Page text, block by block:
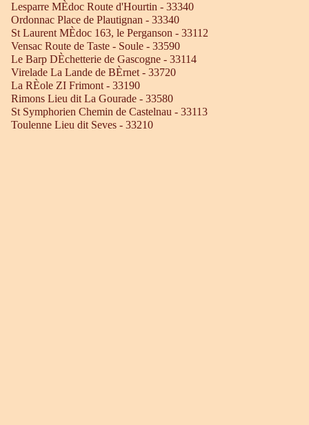
Lesparre MÈdoc Route d'Hourtin - 33340
Ordonnac Place de Plautignan - 33340
St Laurent MÈdoc 163, le Perganson - 33112
Vensac Route de Taste - Soule - 33590
Le Barp DÈchetterie de Gascogne - 33114
Virelade La Lande de BÈrnet - 33720
La RÈole ZI Frimont - 33190
Rimons Lieu dit La Gourade - 33580
St Symphorien Chemin de Castelnau - 33113
Toulenne Lieu dit Seves - 33210